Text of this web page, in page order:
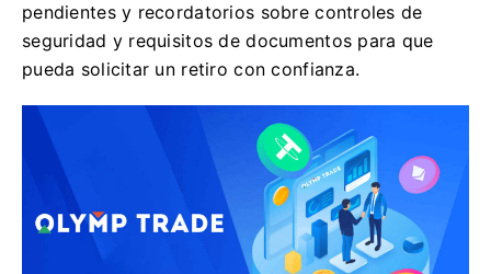
pendientes y recordatorios sobre controles de
seguridad y requisitos de documentos para que
pueda solicitar un retiro con confianza.